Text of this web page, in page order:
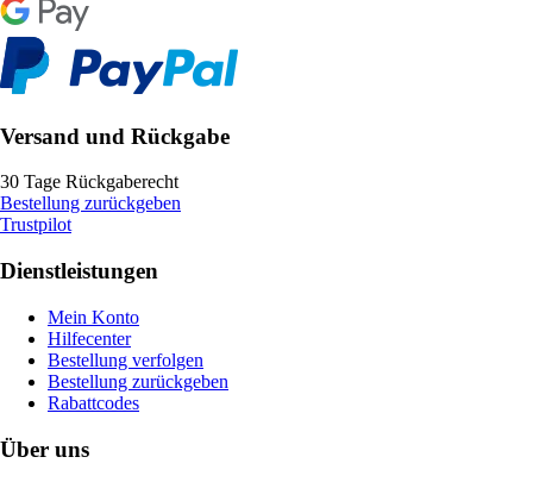
Versand und Rückgabe
30 Tage Rückgaberecht
Bestellung zurückgeben
Trustpilot
Dienstleistungen
Mein Konto
Hilfecenter
Bestellung verfolgen
Bestellung zurückgeben
Rabattcodes
Über uns